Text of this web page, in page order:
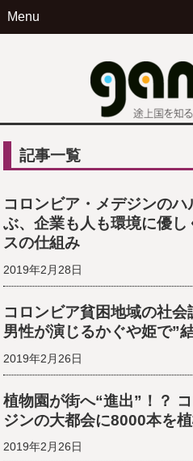
Menu
記事一覧
コロンビア・メデジンの
ぶ、企業も人も環境に優
スの仕組み
2019年2月28日
コロンビア貧困地域の社会
男性が演じるかぐや姫で”
2019年2月26日
植物園が街へ“進出”！？
ジンの大都会に8000本を
2019年2月26日